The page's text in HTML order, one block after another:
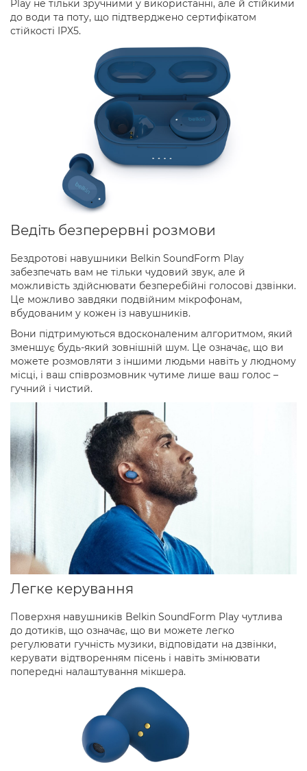
Play не тільки зручними у використанні, але й стійкими
до води та поту, що підтверджено сертифікатом
стійкості IPX5.
Ведіть безперервні розмови
Бездротові навушники Belkin SoundForm Play
забезпечать вам не тільки чудовий звук, але й
можливість здійснювати безперебійні голосові дзвінки.
Це можливо завдяки подвійним мікрофонам,
вбудованим у кожен із навушників.
Вони підтримуються вдосконаленим алгоритмом, який
зменшує будь-який зовнішній шум. Це означає, що ви
можете розмовляти з іншими людьми навіть у людному
місці, і ваш співрозмовник чутиме лише ваш голос –
гучний і чистий.
Легке керування
Поверхня навушників Belkin SoundForm Play чутлива
до дотиків, що означає, що ви можете легко
регулювати гучність музики, відповідати на дзвінки,
керувати відтворенням пісень і навіть змінювати
попередні налаштування мікшера.